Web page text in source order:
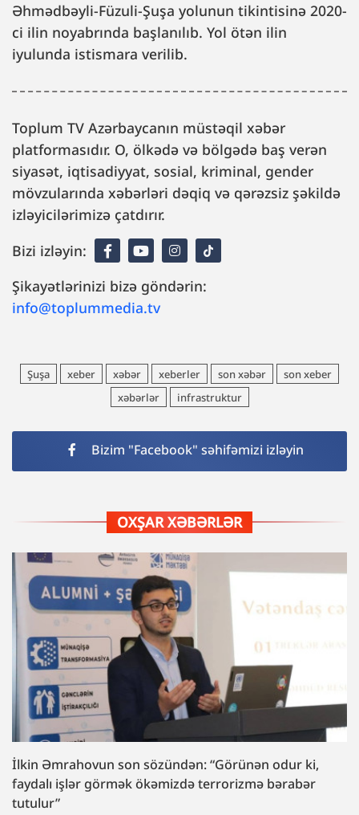
Əhmədbəyli-Füzuli-Şuşa yolunun tikintisinə 2020-
ci ilin noyabrında başlanılıb. Yol ötən ilin
iyulunda istismara verilib.
Toplum TV Azərbaycanın müstəqil xəbər
platformasıdır. O, ölkədə və bölgədə baş verən
siyasət, iqtisadiyyat, sosial, kriminal, gender
mövzularında xəbərləri dəqiq və qərəzsiz şəkildə
izləyicilərimizə çatdırır.
Bizi izləyin:
Şikayətlərinizi bizə göndərin:
info@toplummedia.tv
Şuşa xeber xəbər xeberler son xəbər
son xeber
xəbərlər
infrastruktur
Bizim "Facebook" səhifəmizi izləyin
OXŞAR XƏBƏRLƏR
İlkin Əmrahovun son sözündən: “Görünən odur ki,
faydalı işlər görmək ökəmizdə terrorizmə bərabər
tutulur”